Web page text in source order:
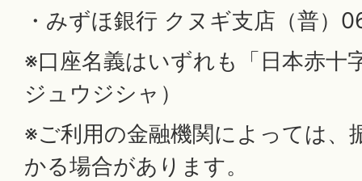
・みずほ銀行 クヌギ支店（普）
※口座名義はいずれも「日本赤十
ジュウジシャ）
※ご利用の金融機関によっては、
かる場合があります。